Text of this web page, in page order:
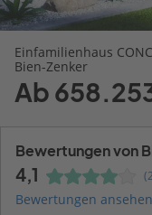
Einfamilienhaus
Bien-Zenker
Ab
Bewertungen von
4,1
Bewertungen ansehen